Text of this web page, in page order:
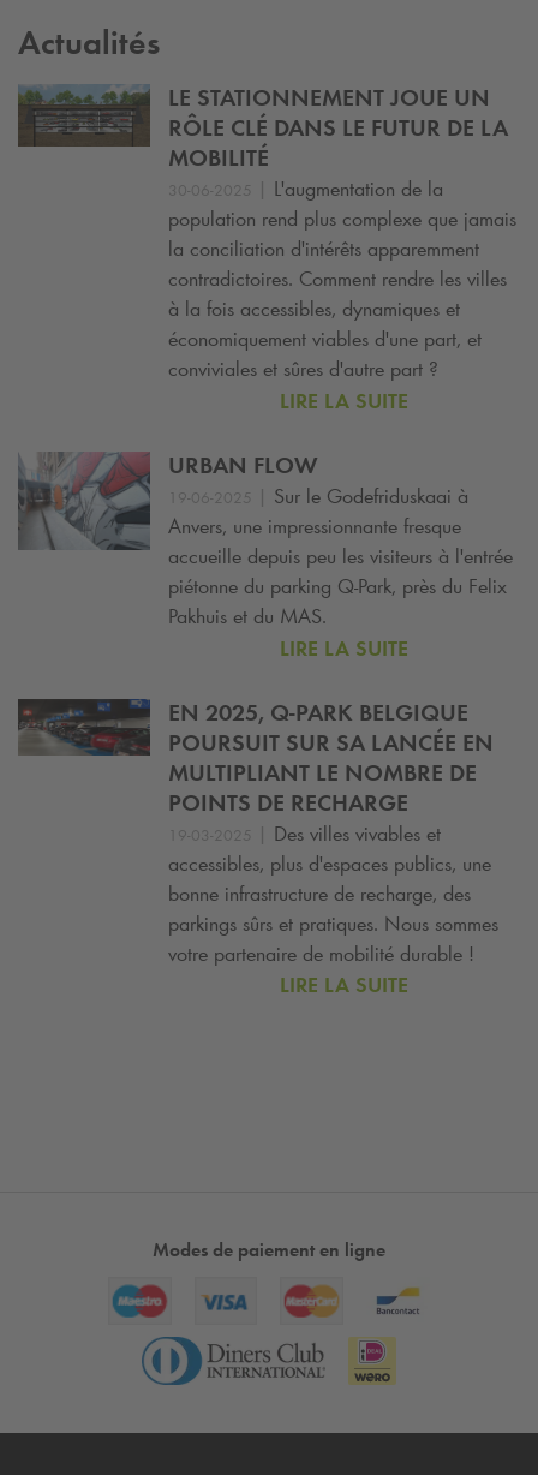
Actualités
LE STATIONNEMENT JOUE UN
RÔLE CLÉ DANS LE FUTUR DE LA
MOBILITÉ
30-06-2025 | L'augmentation de la
population rend plus complexe que jamais
la conciliation d'intérêts apparemment
contradictoires. Comment rendre les villes
à la fois accessibles, dynamiques et
économiquement viables d'une part, et
conviviales et sûres d'autre part ?
LIRE LA SUITE
URBAN FLOW
19-06-2025 | Sur le Godefriduskaai à
Anvers, une impressionnante fresque
accueille depuis peu les visiteurs à l'entrée
piétonne du parking Q-Park, près du Felix
Pakhuis et du MAS.
LIRE LA SUITE
EN 2025, Q-PARK BELGIQUE
POURSUIT SUR SA LANCÉE EN
MULTIPLIANT LE NOMBRE DE
POINTS DE RECHARGE
19-03-2025 | Des villes vivables et
accessibles, plus d'espaces publics, une
bonne infrastructure de recharge, des
parkings sûrs et pratiques. Nous sommes
votre partenaire de mobilité durable !
LIRE LA SUITE
Modes de paiement en ligne